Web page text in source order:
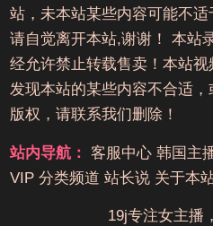
站，未本站某些内容可能不
请自觉离开本站,谢谢！ 本站
经允许禁止转载售卖！本站
发现本站的某些内容不合适
版权，请联系我们删除！
站内导航： 客服中心 韩国主
VIP 分类频道 站长说 关于本
19j专注女主播